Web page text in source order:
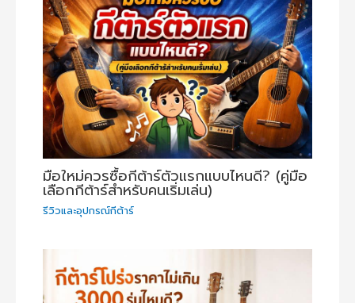
มือใหม่ควรซื้อกีต้าร์ตัวแรกแบบไหนดี? (คู่มือ
เลือกกีต้าร์สำหรับคนเริ่มเล่น)
รีวิวและอุปกรณ์กีต้าร์